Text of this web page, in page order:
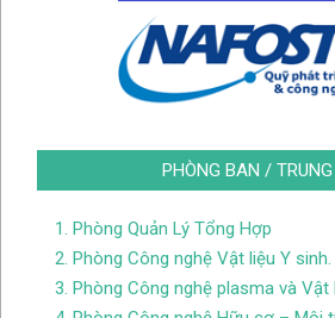
PHÒNG BAN /
1. Phòng Quản Lý Tổng Hợp
2. Phòng Công nghệ Vật liệu Y sinh.
3. Phòng Công nghệ plasma và Vật